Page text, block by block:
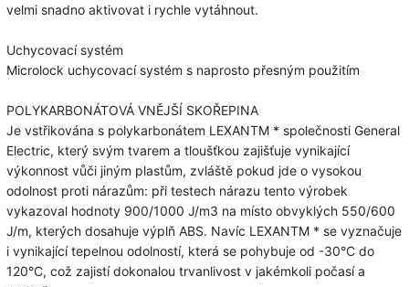
velmi snadno aktivovat i rychle vytáhnout.
Uchycovací systém
Microlock uchycovací systém s naprosto přesným použitím
POLYKARBONÁTOVÁ VNĚJŠÍ SKOŘEPINA
Je vstřikována s polykarbonátem LEXANTM * společnosti General
Electric, který svým tvarem a tloušťkou zajišťuje vynikající
výkonnost vůči jiným plastům, zvláště pokud jde o vysokou
odolnost proti nárazům: při testech nárazu tento výrobek
vykazoval hodnoty 900/1000 J/m3 na místo obvyklých 550/600
J/m, kterých dosahuje výplň ABS. Navíc LEXANTM * se vyznačuje
i vynikající tepelnou odolností, která se pohybuje od -30°C do
120°C, což zajistí dokonalou trvanlivost v jakémkoli počasí a